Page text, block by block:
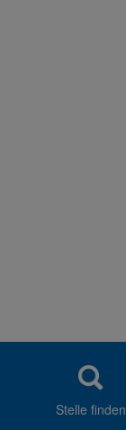
Stelle finden